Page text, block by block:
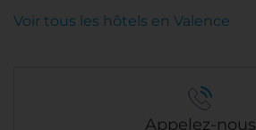
Voir tous les hôtels en Valence
Appelez-nous